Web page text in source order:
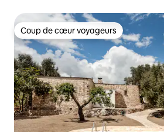
Coup de cœur voyageurs
Coup de cœur voyageurs